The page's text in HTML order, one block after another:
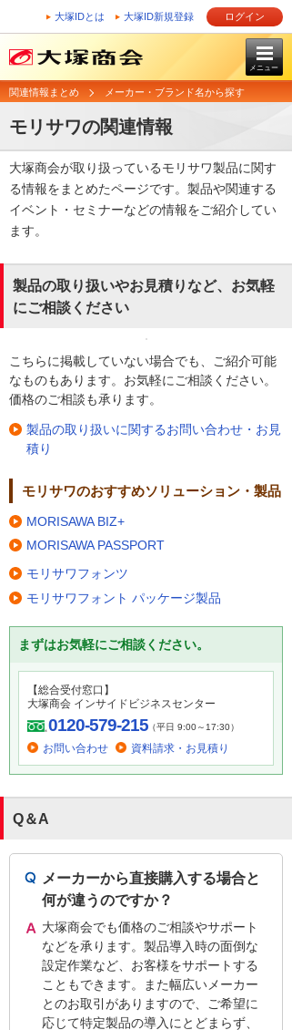
大塚IDとは 大塚ID新規登録 ログイン
メニュー
関連情報まとめ メーカー・ブランド名から探す
モリサワの関連情報
大塚商会が取り扱っているモリサワ製品に関す
る情報をまとめたページです。製品や関連する
イベント・セミナーなどの情報をご紹介してい
ます。
製品の取り扱いやお見積りなど、お気軽
にご相談ください
こちらに掲載していない場合でも、ご紹介可能
なものもあります。お気軽にご相談ください。
価格のご相談も承ります。
製品の取り扱いに関するお問い合わせ・お見
積り
モリサワのおすすめソリューション・製品
MORISAWA BIZ+
MORISAWA PASSPORT
モリサワフォンツ
モリサワフォント パッケージ製品
まずはお気軽にご相談ください。
【総合受付窓口】
大塚商会 インサイドビジネスセンター
0120-579-215（平日 9:00～17:30）
お問い合わせ 資料請求・お見積り
Q＆A
メーカーから直接購入する場合と
何が違うのですか？
大塚商会でも価格のご相談やサポート
などを承ります。製品導入時の面倒な
設定作業など、お客様をサポートする
こともできます。また幅広いメーカー
とのお取引がありますので、ご希望に
応じて特定製品の導入にとどまらず、